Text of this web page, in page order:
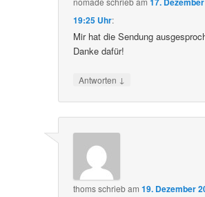
19:25 Uhr:
Mir hat die Sendung
Danke dafür!
Antworten ↓
thomsschriebam19. Dezember